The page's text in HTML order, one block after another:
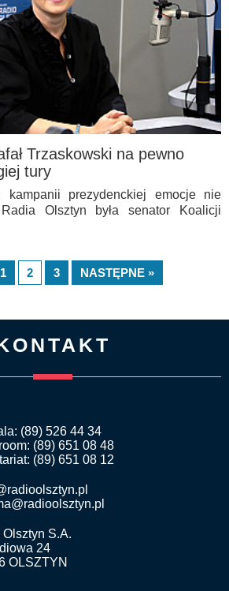
Trzaskowski na pewno
tury
kampanii prezydenckiej emocje nie
Olsztyn była senator Koalicji
1 2 3 NASTĘPNE »
(89) 526 44 34
(89) 651 08 48
(89) 651 08 12
Olsztyn S.A.
24
OLSZTYN